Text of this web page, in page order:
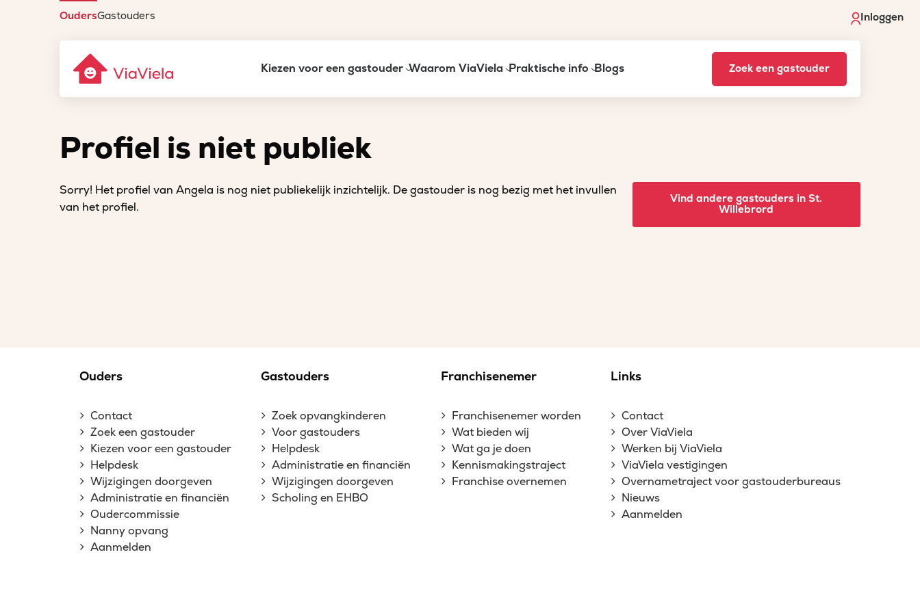
OudersGastouders Inloggen
Kiezen voor een gastouder Waarom ViaViela Praktische info Blogs Zoek een gastouder
Profiel is niet publiek
Sorry! Het profiel van Angela is nog niet publiekelijk inzichtelijk. De gastouder is nog bezig met het invullen
van het profiel.
Vind andere gastouders in St.
Willebrord
Ouders
Contact
Zoek een gastouder
Kiezen voor een gastouder
Helpdesk
Wijzigingen doorgeven
Administratie en financiën
Oudercommissie
Nanny opvang
Aanmelden
Gastouders
Zoek opvangkinderen
Voor gastouders
Helpdesk
Administratie en financiën
Wijzigingen doorgeven
Scholing en EHBO
Franchisenemer
Franchisenemer worden
Wat bieden wij
Wat ga je doen
Kennismakingstraject
Franchise overnemen
Links
Contact
Over ViaViela
Werken bij ViaViela
ViaViela vestigingen
Overnametraject voor gastouderbureaus
Nieuws
Aanmelden